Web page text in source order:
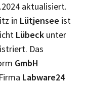
aktualisiert.
in Lütjensee ist
Lübeck unter
Das
GmbH
Labware24